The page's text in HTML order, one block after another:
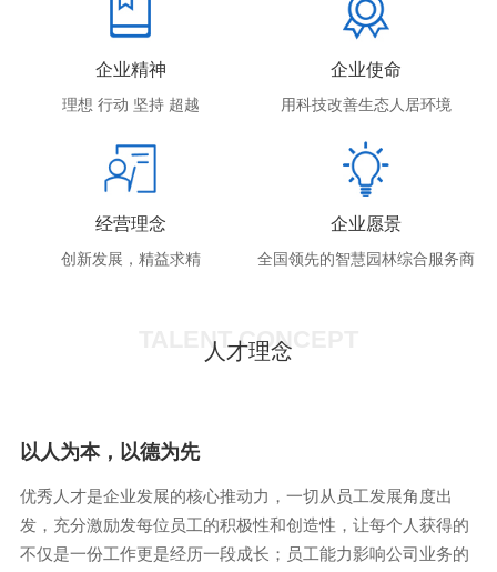
企业精神
理想 行动 坚持 超越
企业使命
用科技改善生态人居环境
经营理念
创新发展，精益求精
企业愿景
全国领先的智慧园林综合服务商
TALENT CONCEPT
人才理念
以人为本，以德为先
优秀人才是企业发展的核心推动力，一切从员工发展角度出
发，充分激励发每位员工的积极性和创造性，让每个人获得的
不仅是一份工作更是经历一段成长；员工能力影响公司业务的